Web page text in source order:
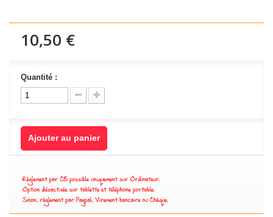
10,50 €
Quantité :
Ajouter au panier